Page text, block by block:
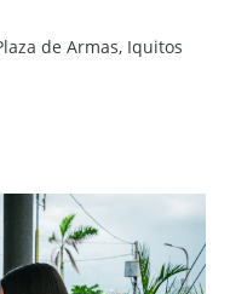
de Armas, Iquitos